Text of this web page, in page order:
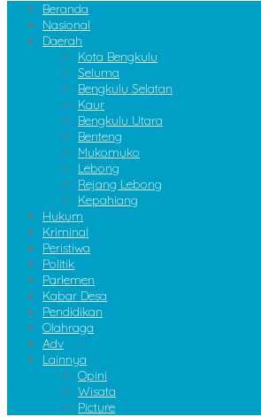
Beranda
Nasional
Daerah
Kota Bengkulu
Seluma
Bengkulu Selatan
Kaur
Bengkulu Utara
Benteng
Mukomuko
Lebong
Rejang Lebong
Kepahiang
Hukum
Kriminal
Peristiwa
Politik
Parlemen
Kabar Desa
Pendidikan
Olahraga
Adv
Lainnya
Opini
Wisata
Picture